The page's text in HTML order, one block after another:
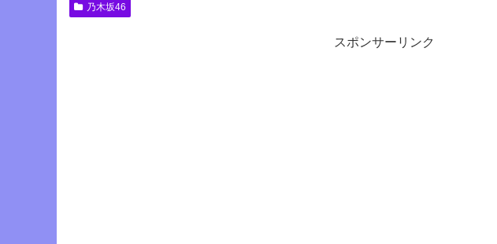
乃木坂46
スポンサーリンク